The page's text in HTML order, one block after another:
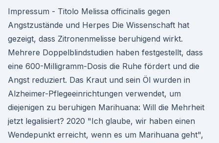
Impressum - Titolo Melissa officinalis gegen
Angstzustände und Herpes Die Wissenschaft hat
gezeigt, dass Zitronenmelisse beruhigend wirkt.
Mehrere Doppelblindstudien haben festgestellt, dass
eine 600-Milligramm-Dosis die Ruhe fördert und die
Angst reduziert. Das Kraut und sein Öl wurden in
Alzheimer-Pflegeeinrichtungen verwendet, um
diejenigen zu beruhigen Marihuana: Will die Mehrheit
jetzt legalisiert? 2020 "Ich glaube, wir haben einen
Wendepunkt erreicht, wenn es um Marihuana geht",